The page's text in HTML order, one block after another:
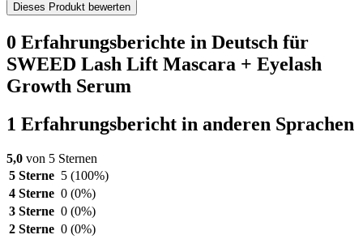
Dieses Produkt bewerten
0 Erfahrungsberichte in Deutsch für
SWEED Lash Lift Mascara + Eyelash
Growth Serum
1 Erfahrungsbericht in anderen Sprachen
5,0 von 5 Sternen
5 Sterne 5 (100%)
4 Sterne 0 (0%)
3 Sterne 0 (0%)
2 Sterne 0 (0%)